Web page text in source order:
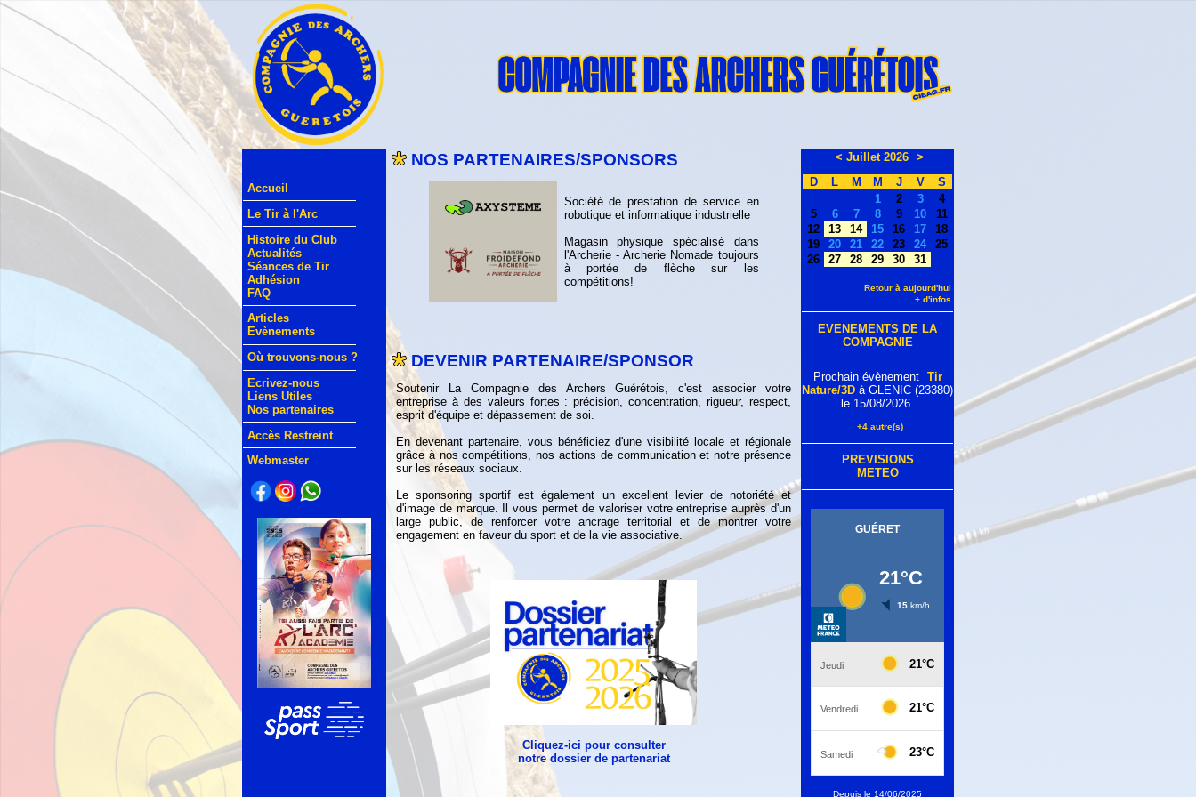
Accueil
Le Tir à l'Arc
Histoire du Club
Actualités
Séances de Tir
Adhésion
FAQ
Articles
Evènements
Où trouvons-nous ?
Ecrivez-nous
Liens Utiles
Nos partenaires
Accès Restreint
Webmaster
NOS PARTENAIRES/SPONSORS
Société de prestation de service en
robotique et informatique industrielle
Magasin physique spécialisé dans
l'Archerie - Archerie Nomade toujours
à portée de flèche sur les
compétitions!
DEVENIR PARTENAIRE/SPONSOR
Soutenir La Compagnie des Archers Guérétois, c'est associer votre
entreprise à des valeurs fortes : précision, concentration, rigueur, respect,
esprit d'équipe et dépassement de soi.
En devenant partenaire, vous bénéficiez d'une visibilité locale et régionale
grâce à nos compétitions, nos actions de communication et notre présence
sur les réseaux sociaux.
Le sponsoring sportif est également un excellent levier de notoriété et
d'image de marque. Il vous permet de valoriser votre entreprise auprès d'un
large public, de renforcer votre ancrage territorial et de montrer votre
engagement en faveur du sport et de la vie associative.
Cliquez-ici pour consulter
notre dossier de partenariat
< Juillet 2026 >
D
L M M J V
S
1
2 3
4
5
6 7 8 9 10
11
12
13 14 15 16 17
18
19
20 21 22 23 24
25
26
27 28 29 30 31
Retour à aujourd'hui
+ d'infos
EVENEMENTS DE LA
COMPAGNIE
Prochain évènement Tir
Nature/3D à GLENIC (23380)
le 15/08/2026.
+4 autre(s)
PREVISIONS
METEO
Depuis le 14/06/2025